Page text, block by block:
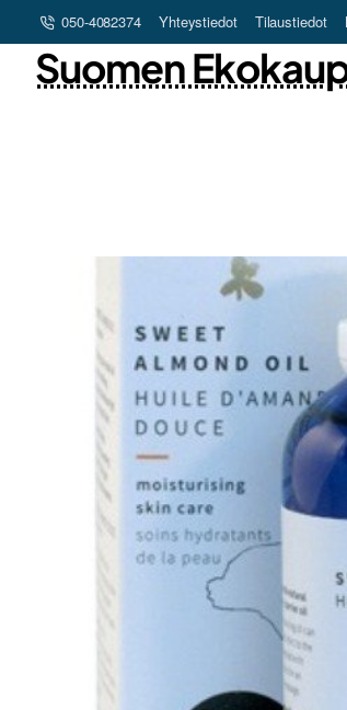
050-4082374 Yhteystiedot Tilaustiedot
Suomen